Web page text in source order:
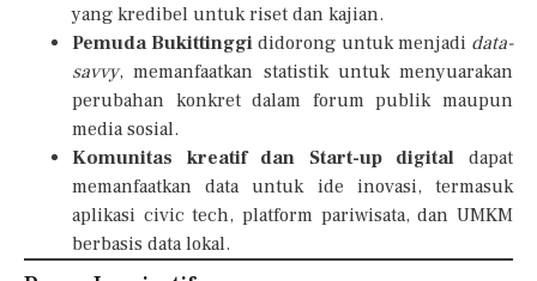
yang kredibel untuk riset dan kajian.
Pemuda Bukittinggi didorong untuk menjadi data-
savvy, memanfaatkan statistik untuk menyuarakan
perubahan konkret dalam forum publik maupun
media sosial.
Komunitas kreatif dan Start-up digital dapat
memanfaatkan data untuk ide inovasi, termasuk
aplikasi civic tech, platform pariwisata, dan UMKM
berbasis data lokal.